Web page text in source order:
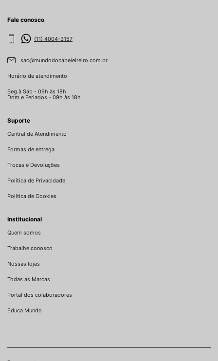
Fale conosco
(11) 4004-3157
sac@mundodocabeleireiro.com.br
Horário de atendimento
Seg à Sab - 09h às 18h
Dom e Feriados - 09h às 18h
Suporte
Central de Atendimento
Formas de entrega
Trocas e Devoluções
Política de Privacidade
Política de Cookies
Institucional
Quem somos
Trabalhe conosco
Nossas lojas
Todas as Marcas
Portal dos colaboradores
Educa Mundo